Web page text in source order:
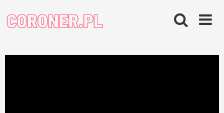
content